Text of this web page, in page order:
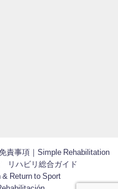
責事項｜Simple Rehabilitation
リハビリ総合ガイド
Return to Sport